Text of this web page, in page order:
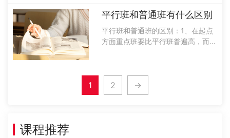
子班就是实验班，将所有成绩比较优
异的学生聚集到一个班里边，而实验
班的任务主要就是全体考上县里边最
好的高中。......
平行班和普通班有什么区别
平行班和普通班的区别：1、在起点
方面重点班要比平行班普遍高，而且
从课堂的教学内容以及深度和广度上
来看都会高一些。而平行班在课程的
深度以及广......
1 2 →
课程推荐